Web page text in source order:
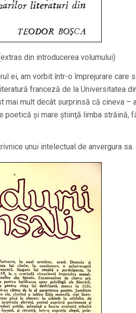
din introducerea volumului)
ei, am vorbit într-o împrejurare care
franceză de la Universitatea
mai mult decât surprinsă că cineva –
poetică şi mare ştiinţă limba străină,
unui intelectual de anvergura sa.